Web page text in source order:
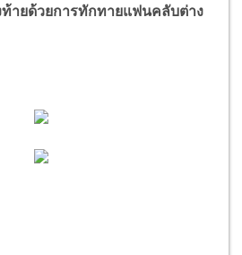
ายด้วยการทักทายแฟนคลับต่าง